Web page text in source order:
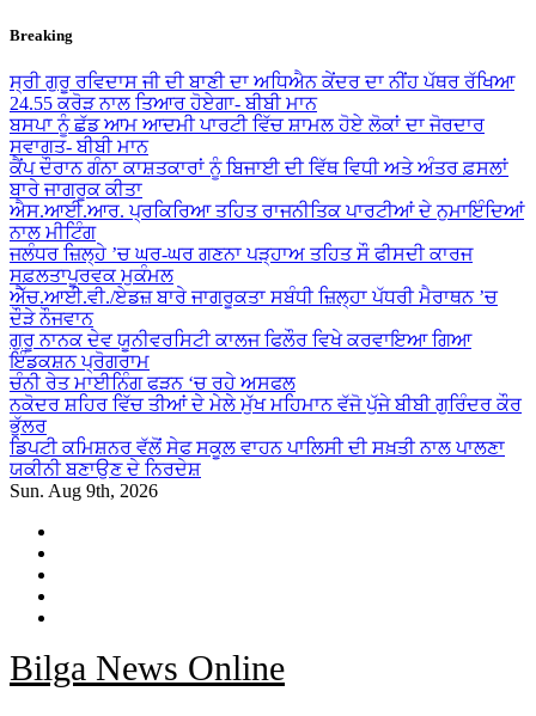
Skip
content
Breaking
ਸ੍ਰੀ ਗੁਰੂ ਰਵਿਦਾਸ ਜੀ ਦੀ ਬਾਣੀ ਦਾ ਅਧਿਐਨ ਕੇਂਦਰ ਦਾ ਨੀਂਹ ਪੱਥਰ ਰੱਖਿਆ
24.55 ਕਰੋੜ ਨਾਲ ਤਿਆਰ ਹੋਏਗਾ- ਬੀਬੀ ਮਾਨ
ਬਸਪਾ ਨੂੰ ਛੱਡ ਆਮ ਆਦਮੀ ਪਾਰਟੀ ਵਿੱਚ ਸ਼ਾਮਲ ਹੋਏ ਲੋਕਾਂ ਦਾ ਜੋਰਦਾਰ
ਸਵਾਗਤ- ਬੀਬੀ ਮਾਨ
ਕੈਂਪ ਦੌਰਾਨ ਗੰਨਾ ਕਾਸ਼ਤਕਾਰਾਂ ਨੂੰ ਬਿਜਾਈ ਦੀ ਵਿੱਥ ਵਿਧੀ ਅਤੇ ਅੰਤਰ ਫ਼ਸਲਾਂ
ਬਾਰੇ ਜਾਗਰੂਕ ਕੀਤਾ
ਐਸ.ਆਈ.ਆਰ. ਪ੍ਰਕਿਰਿਆ ਤਹਿਤ ਰਾਜਨੀਤਿਕ ਪਾਰਟੀਆਂ ਦੇ ਨੁਮਾਇੰਦਿਆਂ
ਨਾਲ ਮੀਟਿੰਗ
ਜਲੰਧਰ ਜ਼ਿਲ੍ਹੇ ’ਚ ਘਰ-ਘਰ ਗਣਨਾ ਪੜ੍ਹਾਅ ਤਹਿਤ ਸੌ ਫੀਸਦੀ ਕਾਰਜ
ਸਫ਼ਲਤਾਪੂਰਵਕ ਮੁਕੰਮਲ
ਐੱਚ.ਆਈ.ਵੀ./ਏਡਜ਼ ਬਾਰੇ ਜਾਗਰੂਕਤਾ ਸਬੰਧੀ ਜ਼ਿਲ੍ਹਾ ਪੱਧਰੀ ਮੈਰਾਥਨ ’ਚ
ਦੌੜੇ ਨੌਜਵਾਨ
ਗੁਰੂ ਨਾਨਕ ਦੇਵ ਯੂਨੀਵਰਸਿਟੀ ਕਾਲਜ ਫਿਲੌਰ ਵਿਖੇ ਕਰਵਾਇਆ ਗਿਆ
ਇੰਡਕਸ਼ਨ ਪ੍ਰੋਗਰਾਮ
ਚੰਨੀ ਰੇਤ ਮਾਈਨਿੰਗ ਫੜਨ ‘ਚ ਰਹੇ ਅਸਫਲ
ਨਕੋਦਰ ਸ਼ਹਿਰ ਵਿੱਚ ਤੀਆਂ ਦੇ ਮੇਲੇ ਮੁੱਖ ਮਹਿਮਾਨ ਵੱਜੋ ਪੁੱਜੇ ਬੀਬੀ ਗੁਰਿੰਦਰ ਕੌਰ
ਭੁੱਲਰ
ਡਿਪਟੀ ਕਮਿਸ਼ਨਰ ਵੱਲੋਂ ਸੇਫ ਸਕੂਲ ਵਾਹਨ ਪਾਲਿਸੀ ਦੀ ਸਖ਼ਤੀ ਨਾਲ ਪਾਲਣਾ
ਯਕੀਨੀ ਬਣਾਉਣ ਦੇ ਨਿਰਦੇਸ਼
Sun. Aug 9th, 2026
Bilga News Online